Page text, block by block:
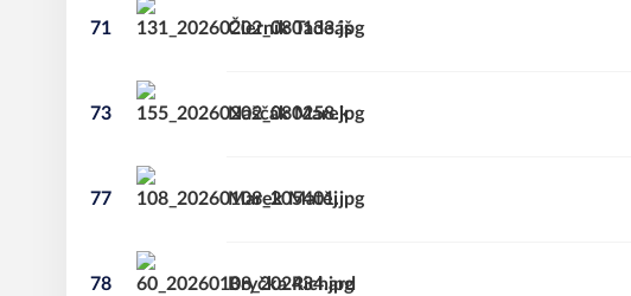
71 Tadeáš
Čierník
73 Marek
Naščák
77 Matěj
Marek
78 Richard
Bryčka